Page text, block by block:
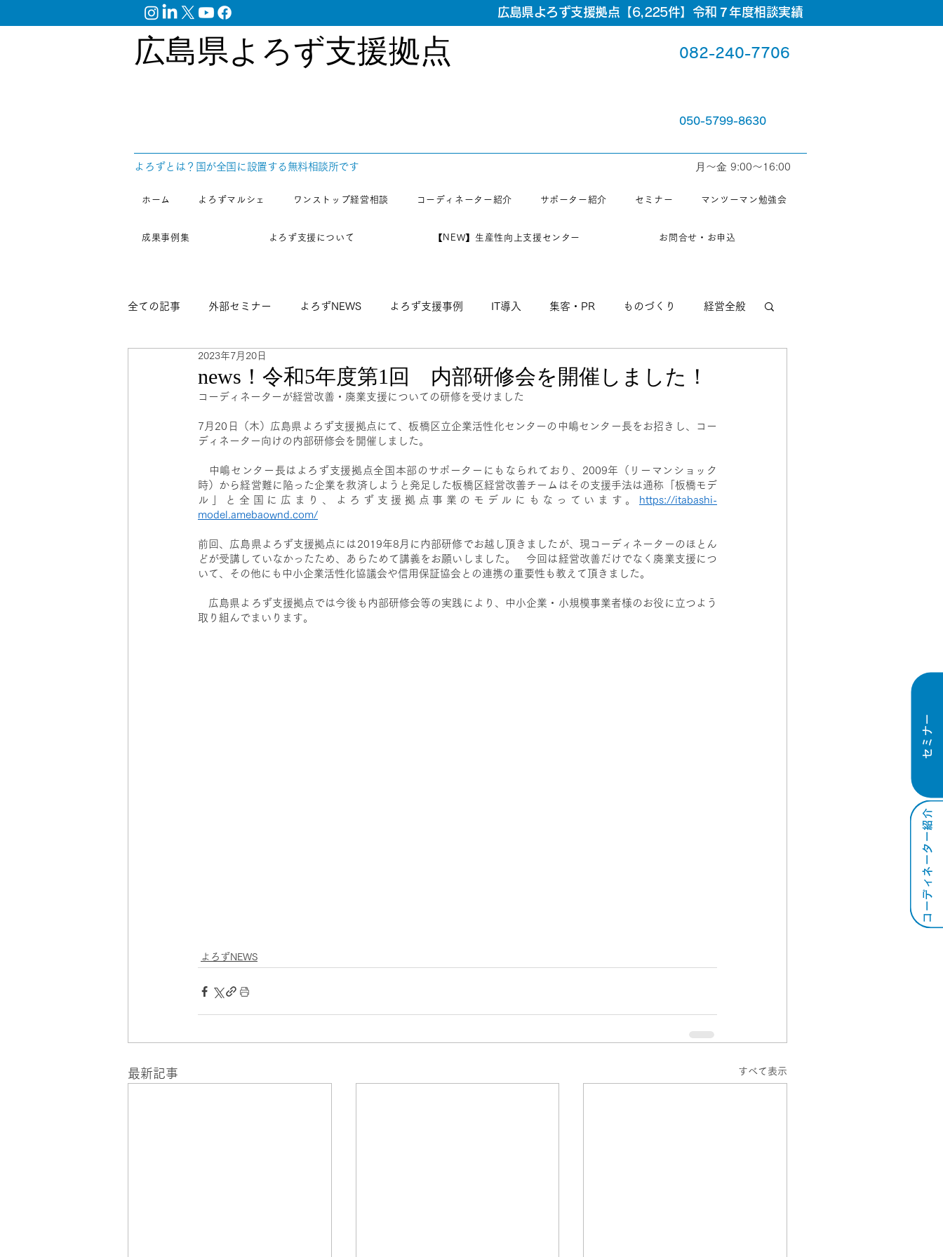
広島県よろず支援拠点【6,225件】令和７年度相談実績
広島県よろず支援拠点 082-240-7706
050-5799-8630
​よろずとは？国が全国に設置する無料相談所です ⽉〜⾦ 9:00〜16:00
ホーム よろずマルシェ ワンストップ経営相談 コーディネーター紹介 サポーター紹介 セミナー マンツーマン勉強会
成果事例集 よろず支援について 【NEW】生産性向上支援センター お問合せ・お申込
セミナー
コーディネーター紹介
全ての記事 外部セミナー よろずNEWS よろず支援事例 IT導入 集客・PR ものづくり 経営全般
海外販路計画 人事・労務
news！令和5年度第1回 内部研修会を開催しました！
2023年7月20日
コーディネーターが経営改善・廃業支援についての研修を受けました
7月20日（木）広島県よろず支援拠点にて、板橋区立企業活性化センターの中嶋センター長をお招きし、コー
ディネーター向けの内部研修会を開催しました。
中嶋センター長はよろず支援拠点全国本部のサポーターにもなられており、2009年（リーマンショック
時）から経営難に陥った企業を救済しようと発足した板橋区経営改善チームはその支援手法は通称「板橋モデ
ル」と全国に広まり、よろず支援拠点事業のモデルにもなっています。
https://itabashi-
model.amebaownd.com/
前回、広島県よろず支援拠点には2019年8月に内部研修でお越し頂きましたが、現コーディネーターのほとん
どが受講していなかったため、あらためて講義をお願いしました。　今回は経営改善だけでなく廃業支援につ
いて、その他にも中小企業活性化協議会や信用保証協会との連携の重要性も教えて頂きました。
広島県よろず支援拠点では今後も内部研修会等の実践により、中小企業・小規模事業者様のお役に立つよう
取り組んでまいります。
よろずNEWS
最新記事 すべて表示